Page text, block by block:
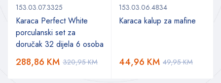
153.03.07.3325
Karaca Perfect White
porculanski set za
doručak 32 dijela 6 osoba
320,95KM
288,86 KM
153.03.06.4834
Karaca kalup za mafine
49,95KM
44,96 KM